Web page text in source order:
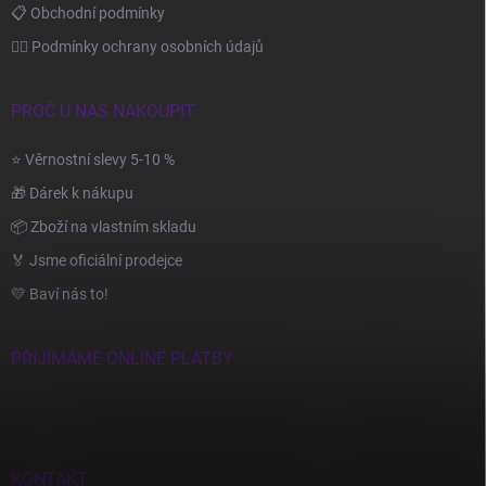
📋 Obchodní podmínky
🙆‍♂️ Podmínky ochrany osobních údajů
PROČ U NÁS NAKOUPIT
⭐ Věrnostní slevy 5-10 %
🎁 Dárek k nákupu
📦 Zboží na vlastním skladu
🏅 Jsme oficiální prodejce
💛 Baví nás to!
PŘIJÍMÁME ONLINE PLATBY
KONTAKT